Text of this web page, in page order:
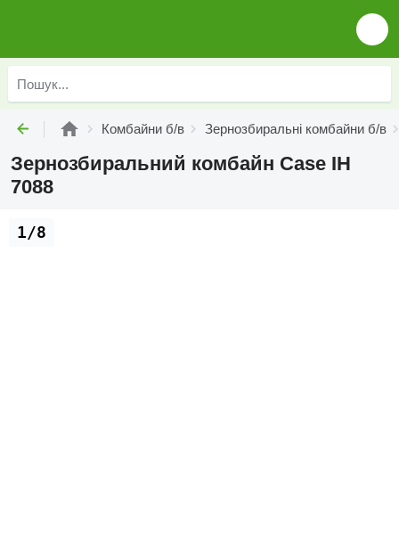
Комбайни б/в Зернозбиральні комбайни б/в
Зернозбиральний комбайн Case IH
7088
1/8